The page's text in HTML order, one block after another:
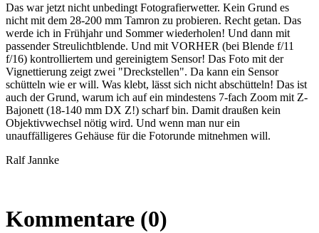
Das war jetzt nicht unbedingt Fotografierwetter. Kein Grund es
nicht mit dem 28-200 mm Tamron zu probieren. Recht getan. Das
werde ich in Frühjahr und Sommer wiederholen! Und dann mit
passender Streulichtblende. Und mit VORHER (bei Blende f/11
f/16) kontrolliertem und gereinigtem Sensor! Das Foto mit der
Vignettierung zeigt zwei "Dreckstellen". Da kann ein Sensor
schütteln wie er will. Was klebt, lässt sich nicht abschütteln! Das ist
auch der Grund, warum ich auf ein mindestens 7-fach Zoom mit Z-
Bajonett (18-140 mm DX Z!) scharf bin. Damit draußen kein
Objektivwechsel nötig wird. Und wenn man nur ein
unauffälligeres Gehäuse für die Fotorunde mitnehmen will.
Ralf Jannke
Kommentare (0)